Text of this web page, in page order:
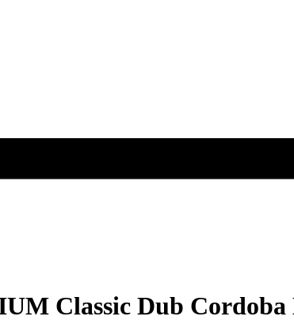
Classic Dub